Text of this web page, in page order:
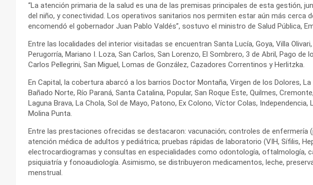
“La atención primaria de la salud es una de las premisas principales de esta gestión,
del niño, y conectividad. Los operativos sanitarios nos permiten estar aún más cerca
encomendó el gobernador Juan Pablo Valdés”, sostuvo el ministro de Salud Pública,
Entre las localidades del interior visitadas se encuentran Santa Lucía, Goya, Villa
Perugorría, Mariano I. Loza, San Carlos, San Lorenzo, El Sombrero, 3 de Abril, Pago de
Carlos Pellegrini, San Miguel, Lomas de González, Cazadores Correntinos y Herlitzka.
En Capital, la cobertura abarcó a los barrios Doctor Montaña, Virgen de los Dolores, La
Bañado Norte, Río Paraná, Santa Catalina, Popular, San Roque Este, Quilmes,
Laguna Brava, La Chola, Sol de Mayo, Patono, Ex Colono, Víctor Colas, Independencia,
Molina Punta.
Entre las prestaciones ofrecidas se destacaron: vacunación; controles de enfermería
atención médica de adultos y pediátrica; pruebas rápidas de laboratorio (VIH, Sífilis,
electrocardiogramas y consultas en especialidades como odontología, oftalmología,
psiquiatría y fonoaudiología. Asimismo, se distribuyeron medicamentos, leche,
menstrual.